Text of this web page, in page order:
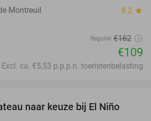
Montreuil 8.2 star
Regulier €162
€109
Excl. ca. €5,53 p.p.p.n. toeristenbelasting
naar keuze bij El Niño